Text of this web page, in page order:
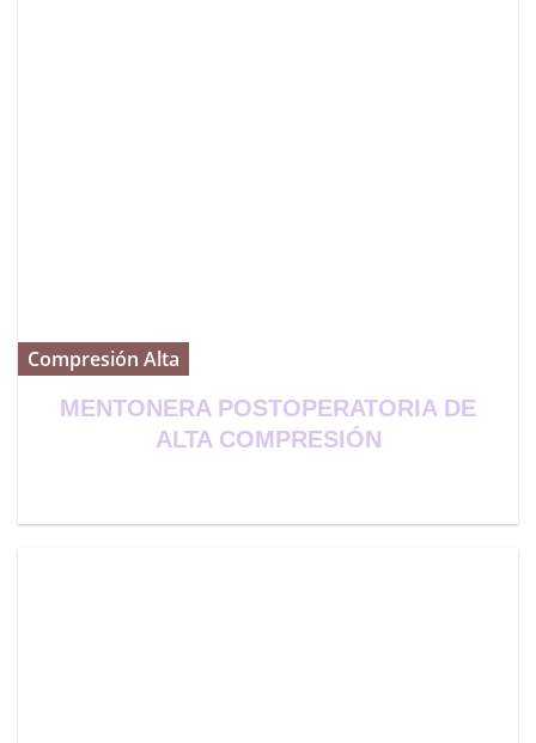
Compresión Alta
MENTONERA POSTOPERATORIA DE
ALTA COMPRESIÓN